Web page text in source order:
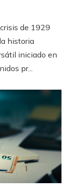
de 1929
historia
iniciado en
pr...